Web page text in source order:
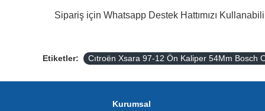
Sipariş için Whatsapp Destek Hattımızı
Etiketler: Cıtroën Xsara 97-12 Ön Kaliper 54Mm Bosch
Kurumsal